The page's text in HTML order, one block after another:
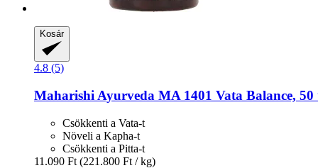
Kosár
4.8 (5)
Maharishi Ayurveda MA 1401 Vata Balance, 50
Csökkenti a Vata-t
Növeli a Kapha-t
Csökkenti a Pitta-t
11.090 Ft (221.800 Ft / kg)